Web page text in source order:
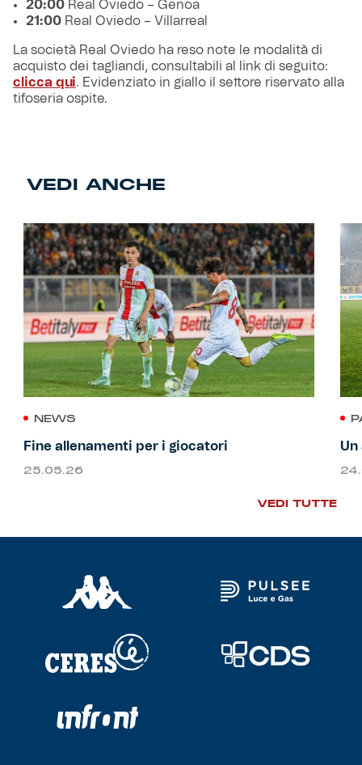
20:00 Real Oviedo – Genoa
21:00 Real Oviedo – Villarreal
La società Real Oviedo ha reso note le modalità di
acquisto dei tagliandi, consultabili al link di seguito:
clicca qui. Evidenziato in giallo il settore riservato alla
tifoseria ospite.
VEDI ANCHE
NEWS
Fine allenamenti per i giocatori
25.05.26
Un
VEDI TUTTE